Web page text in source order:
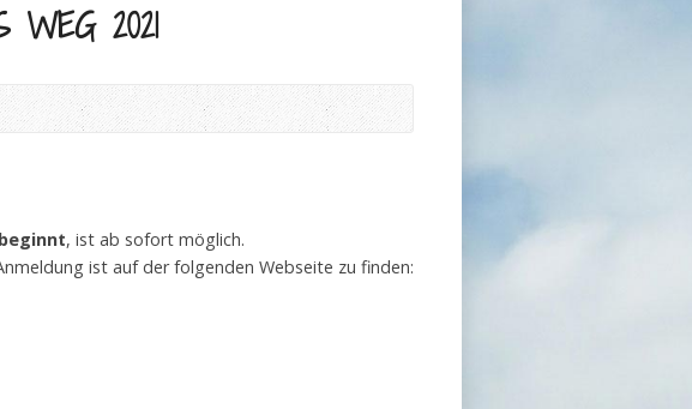
WEG 2021
, ist ab sofort möglich.
ist auf der folgenden Webseite zu finden: